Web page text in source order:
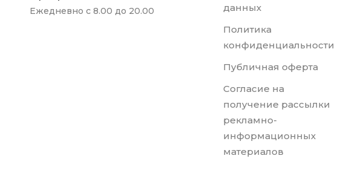
Ежедневно с 8.00 до 20.00
данных
Политика
конфиденциальности
Публичная оферта
Согласие на
получение рассылки
рекламно-
информационных
материалов